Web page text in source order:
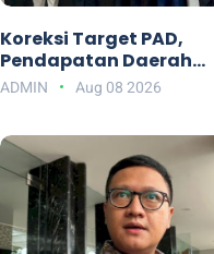
Koreksi Target PAD,
Pendapatan Daerah
Lampung pada APBD-P
2026 Turun Rp19,6 Miliar
ADMIN Aug 08 2026